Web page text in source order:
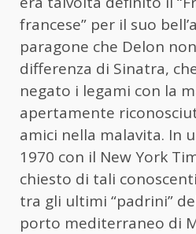
francese” per il suo
paragone che Delon
differenza di Sinatra,
negato i legami con la
apertamente
amici nella malavita. In
1970 con il New York
chiesto di tali
tra gli ultimi “padrini”
porto mediterraneo di